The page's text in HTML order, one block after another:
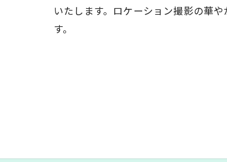
いたします。ロケーション撮影の華
す。